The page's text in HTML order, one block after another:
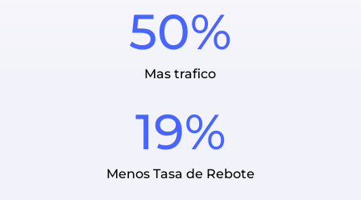
50%
Mas trafico
19%
Menos Tasa de Rebote